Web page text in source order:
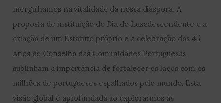
mergulhamos na vitalidade da nossa diáspora. A
proposta de instituição do Dia do Lusodescendente e a
criação de um Estatuto próprio e a celebração dos 45
Anos do Conselho das Comunidades Portuguesas
sublinham a importância de fortalecer os laços com os
milhões de portugueses espalhados pelo mundo. Esta
visão global é aprofundada ao explorarmos as